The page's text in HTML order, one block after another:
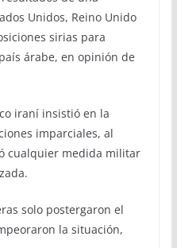
Unidos, Reino Unido
sirias para
árabe, en opinión de
iraní insistió en la
imparciales, al
cualquier medida militar
solo postergaron el
la situación,